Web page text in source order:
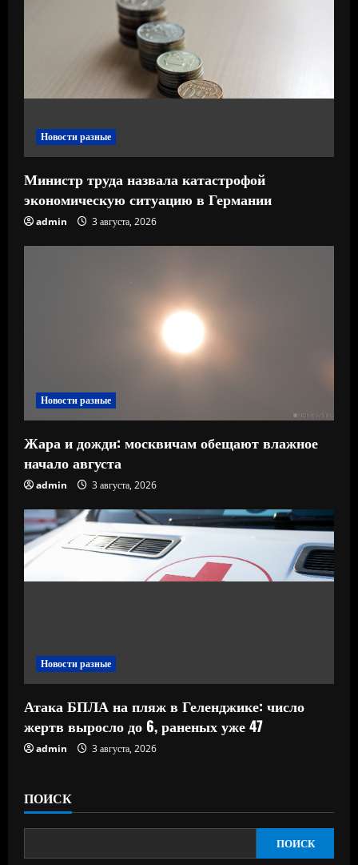
Новости разные
Министр труда назвала катастрофой
экономическую ситуацию в Германии
admin 3 августа, 2026
Новости разные
Жара и дожди: москвичам обещают влажное
начало августа
admin 3 августа, 2026
Новости разные
Атака БПЛА на пляж в Геленджике: число
жертв выросло до 6, раненых уже 47
admin 3 августа, 2026
ПОИСК
ПОИСК